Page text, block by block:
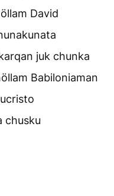
David
juk chunka
Babiloniaman
chusku